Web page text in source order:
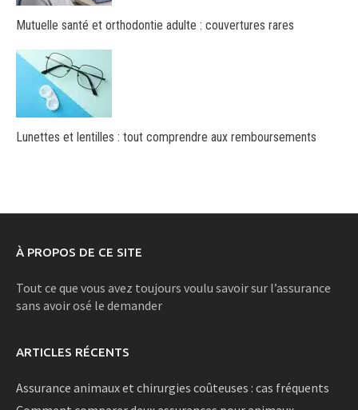
Mutuelle santé et orthodontie adulte : couvertures rares
Lunettes et lentilles : tout comprendre aux remboursements
À PROPOS DE CE SITE
Tout ce que vous avez toujours voulu savoir sur l’assurance
sans avoir osé le demander
ARTICLES RÉCENTS
Assurance animaux et chirurgies coûteuses : cas fréquents